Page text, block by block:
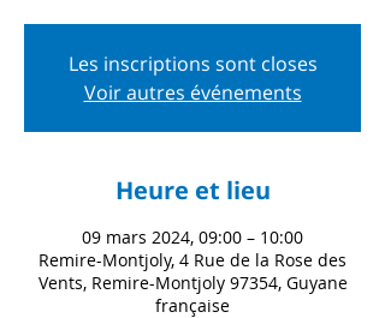
Les inscriptions sont closes
Voir autres événements
Heure et lieu
09 mars 2024, 09:00 – 10:00
Remire-Montjoly, 4 Rue de la Rose des
Vents, Remire-Montjoly 97354, Guyane
française